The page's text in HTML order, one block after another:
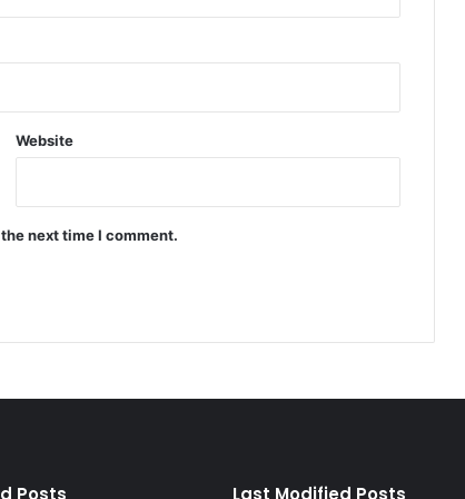
Website
next time I comment.
Posts Last Modified Posts